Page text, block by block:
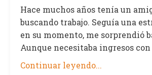
Hace muchos años tenía un
buscando trabajo. Seguía una
en su momento, me sorprendió
Aunque necesitaba ingresos con
Continuar leyendo...